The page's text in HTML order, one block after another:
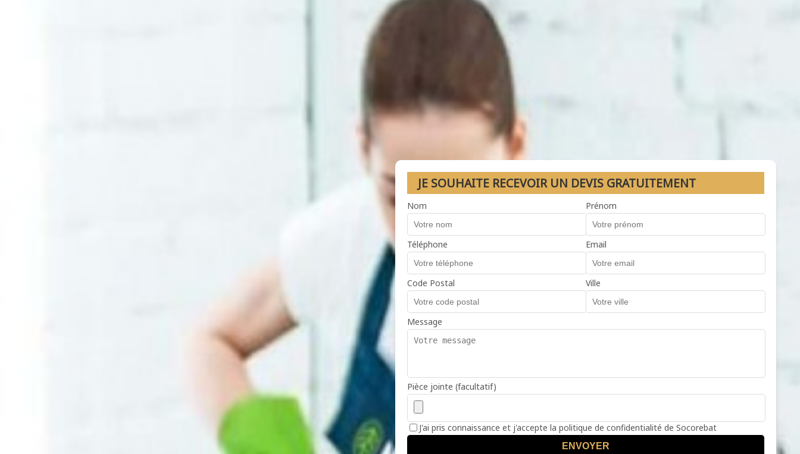
JE SOUHAITE RECEVOIR UN DEVIS GRATUITEMENT
Nom Prénom
Téléphone Email
Code Postal Ville
Message
Pièce jointe (facultatif)
J'ai pris connaissance et j'accepte la politique de confidentialité de Socorebat
ENVOYER